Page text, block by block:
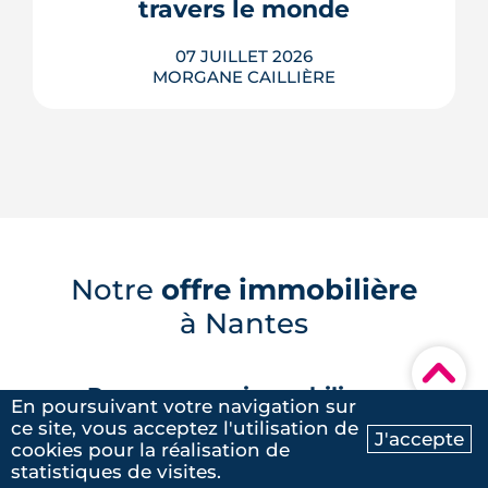
Ma recherche Contactez-nous
▾
LIRE L'ARTICLE
travers le monde
07 JUILLET 2026
MORGANE CAILLIÈRE
bioclimatique garde les bâtiments au
frais sans le moindre compresseur.
Tour d'horizon de dix réalisations qui
affrontent l'été sans climatisation, de ...
Notre offre immobilière
à Nantes
Programmes immobiliers en
périphérie
Programmes neufs Angers (33)
En poursuivant votre navigation sur
ce site, vous acceptez l'utilisation de
cookies pour la réalisation de
statistiques de visites.
J'accepte